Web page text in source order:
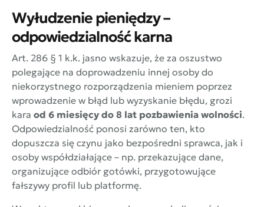
Wyłudzenie pieniędzy –
odpowiedzialność karna
Art. 286 § 1 k.k. jasno wskazuje, że za oszustwo
polegające na doprowadzeniu innej osoby do
niekorzystnego rozporządzenia mieniem poprzez
wprowadzenie w błąd lub wyzyskanie błędu, grozi
kara od 6 miesięcy do 8 lat pozbawienia wolności.
Odpowiedzialność ponosi zarówno ten, kto
dopuszcza się czynu jako bezpośredni sprawca, jak i
osoby współdziałające – np. przekazujące dane,
organizujące odbiór gotówki, przygotowujące
fałszywy profil lub platformę.